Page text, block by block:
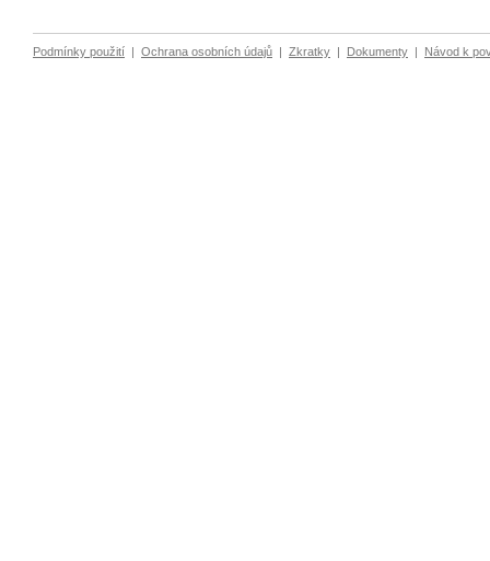
Podmínky použití | Ochrana osobních údajů | Zkratky | Dokumenty | Návod k